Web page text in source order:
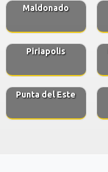
Maldonado
Piriapolis
Punta del Este